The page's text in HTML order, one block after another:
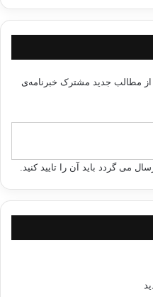
از مطالب جدید مشترک خبرنامه‌ی
می گردد باید آن را تایید کنید.